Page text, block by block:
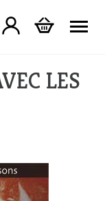
LES